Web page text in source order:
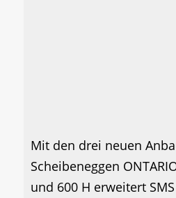
Mit den drei neuen
Scheibeneggen
und 600 H erweitert